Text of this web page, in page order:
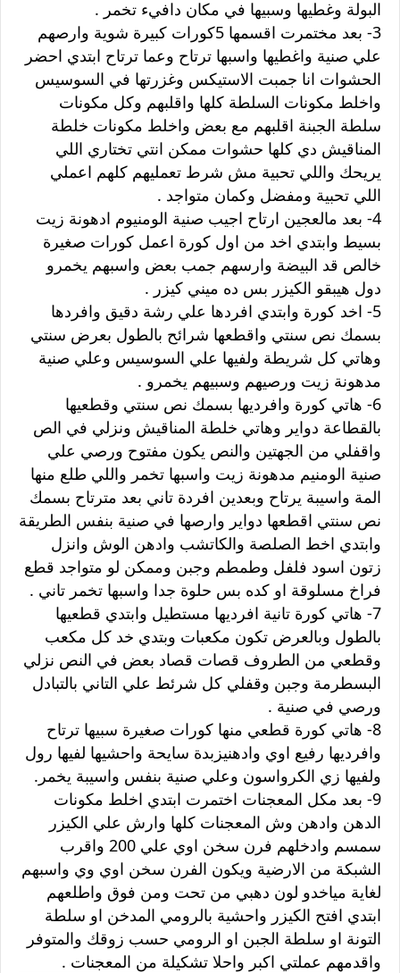
البولة وغطيها وسبيها في مكان دافيء تخمر .
3- بعد مختمرت اقسمها 5كورات كبيرة شوية وارصهم
علي صنية واغطيها واسبها ترتاح وعما ترتاح ابتدي احضر
الحشوات انا جمبت الاستيكس وغزرتها في السوسيس
واخلط مكونات السلطة كلها واقلبهم وكل مكونات
سلطة الجبنة اقلبهم مع بعض واخلط مكونات خلطة
المناقيش دي كلها حشوات ممكن انتي تختاري اللي
يريحك واللي تحبية مش شرط تعمليهم كلهم اعملي
اللي تحبية ومفضل وكمان متواجد .
4- بعد مالعجين ارتاح اجيب صنية الومنيوم ادهونة زيت
بسيط وابتدي اخد من اول كورة اعمل كورات صغيرة
خالص قد البيضة وارسهم جمب بعض واسبهم يخمرو
دول هيبقو الكيزر بس ده ميني كيزر .
5- اخد كورة وابتدي افردها علي رشة دقيق وافردها
بسمك نص سنتي واقطعها شرائح بالطول بعرض سنتي
وهاتي كل شريطة ولفيها علي السوسيس وعلي صنية
مدهونة زيت ورصيهم وسبيهم يخمرو .
6- هاتي كورة وافرديها بسمك نص سنتي وقطعيها
بالقطاعة دواير وهاتي خلطة المناقيش ونزلي في الص
واقفلي من الجهتين والنص يكون مفتوح ورصي علي
صنية الومنيم مدهونة زيت واسبها تخمر واللي طلع منها
المة واسيبة يرتاح وبعدين افردة تاني بعد مترتاح بسمك
نص سنتي اقطعها دواير وارصها في صنية بنفس الطريقة
وابتدي اخط الصلصة والكاتشب وادهن الوش وانزل
زتون اسود فلفل وطمطم وجبن وممكن لو متواجد قطع
فراخ مسلوقة او كده بس حلوة جدا واسبها تخمر تاني .
7- هاتي كورة تانية افرديها مستطيل وابتدي قطعيها
بالطول وبالعرض تكون مكعبات وبتدي خد كل مكعب
وقطعي من الطروف قصات قصاد بعض في النص نزلي
البسطرمة وجبن وقفلي كل شرئط علي التاني بالتبادل
ورصي في صنية .
8- هاتي كورة قطعي منها كورات صغيرة سبيها ترتاح
وافرديها رفيع اوي وادهنيزبدة سايحة واحشيها لفيها رول
ولفيها زي الكرواسون وعلي صنية بنفس واسيبة يخمر.
9- بعد مكل المعجنات اختمرت ابتدي اخلط مكونات
الدهن وادهن وش المعجنات كلها وارش علي الكيزر
سمسم وادخلهم فرن سخن اوي علي 200 واقرب
الشبكة من الارضية ويكون الفرن سخن اوي وي واسبهم
لغاية مياخدو لون دهبي من تحت ومن فوق واطلعهم
ابتدي افتح الكيزر واحشية بالرومي المدخن او سلطة
التونة او سلطة الجبن او الرومي حسب زوقك والمتوفر
واقدمهم عملتي اكبر واحلا تشكيلة من المعجنات .